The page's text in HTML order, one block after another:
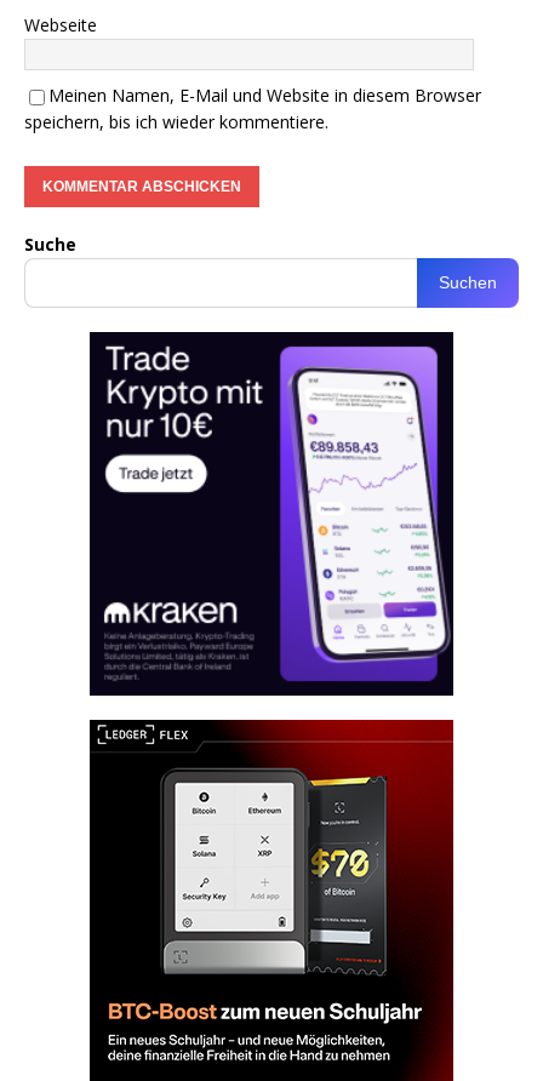
Webseite
Meinen Namen, E-Mail und Website in diesem Browser
speichern, bis ich wieder kommentiere.
Suche
Suchen